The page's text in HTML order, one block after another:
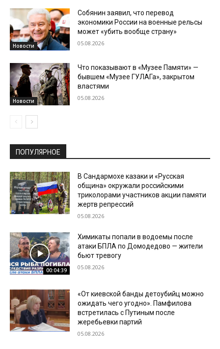
Новости
Собянин заявил, что перевод
экономики России на военные рельсы
может «убить вообще страну»
05.08.2026
Новости
Что показывают в «Музее Памяти» —
бывшем «Музее ГУЛАГа», закрытом
властями
05.08.2026
ПОПУЛЯРНОЕ
В Сандармохе казаки и «Русская
община» окружали российскими
триколорами участников акции памяти
жертв репрессий
05.08.2026
00:04:39
Химикаты попали в водоемы после
атаки БПЛА по Домодедово — жители
бьют тревогу
05.08.2026
«От киевской банды детоубийц можно
ожидать чего угодно». Памфилова
встретилась с Путиным после
жеребьевки партий
05.08.2026